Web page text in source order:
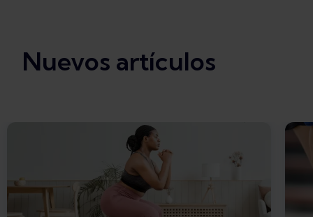
Nuevos artículos